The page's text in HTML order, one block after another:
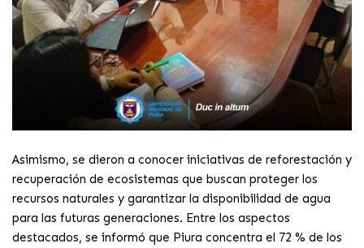
Asimismo, se dieron a conocer iniciativas de reforestación y
recuperación de ecosistemas que buscan proteger los
recursos naturales y garantizar la disponibilidad de agua
para las futuras generaciones. Entre los aspectos
destacados, se informó que Piura concentra el 72 % de los